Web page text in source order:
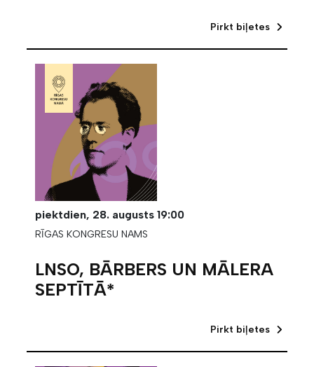
Pirkt biļetes
piektdien, 28. augusts 19:00
RĪGAS KONGRESU NAMS
LNSO, BĀRBERS UN MĀLERA
SEPTĪTĀ*
Pirkt biļetes